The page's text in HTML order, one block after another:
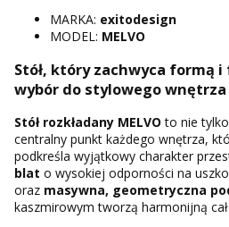
MARKA: exitodesign
MODEL: MELVO
Stół, który zachwyca formą
wybór do stylowego wnętrza
Stół rozkładany MELVOto nie
centralny punkt każdego wnętrza,
podkreśla wyjątkowy charakter
blat o wysokiej odporności na
oraz masywna, geometryczna
kaszmirowym tworzą harmonijną